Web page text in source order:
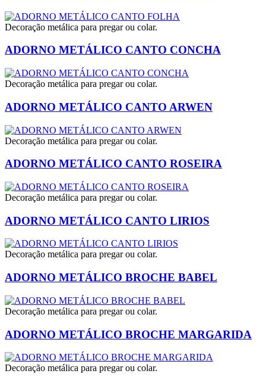
Decoração metálica para pregar ou colar.
ADORNO METÁLICO CANTO CONCHA
Decoração metálica para pregar ou colar.
ADORNO METÁLICO CANTO ARWEN
Decoração metálica para pregar ou colar.
ADORNO METÁLICO CANTO ROSEIRA
Decoração metálica para pregar ou colar.
ADORNO METÁLICO CANTO LIRIOS
Decoração metálica para pregar ou colar.
ADORNO METÁLICO BROCHE BABEL
Decoração metálica para pregar ou colar.
ADORNO METÁLICO BROCHE MARGARIDA
Decoração metálica para pregar ou colar.